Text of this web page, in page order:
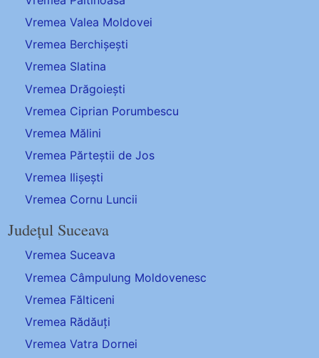
Vremea Valea Moldovei
Vremea Berchișești
Vremea Slatina
Vremea Drăgoiești
Vremea Ciprian Porumbescu
Vremea Mălini
Vremea Părteștii de Jos
Vremea Ilișești
Vremea Cornu Luncii
Județul Suceava
Vremea Suceava
Vremea Câmpulung Moldovenesc
Vremea Fălticeni
Vremea Rădăuți
Vremea Vatra Dornei